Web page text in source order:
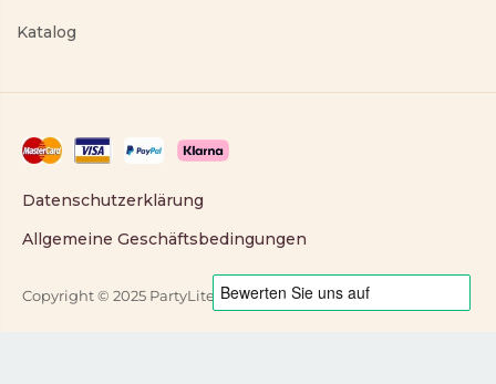
Katalog
Copyright © 2025 PartyLite
Datenschutzerklärung
Allgemeine Geschäftsbedingungen